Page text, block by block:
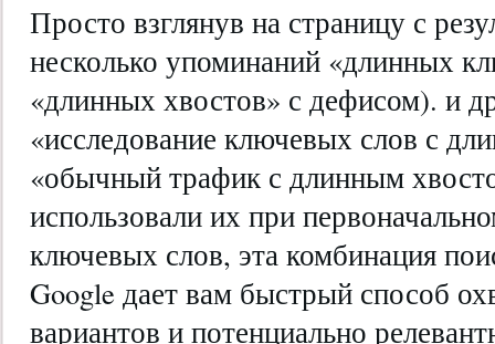
Просто взглянув на страницу с
несколько упоминаний «длинных
«длинных хвостов» с дефисом). и
«исследование ключевых слов с
«обычный трафик с длинным
использовали их при
ключевых слов, эта комбинация
Google дает вам быстрый способ
вариантов и потенциально